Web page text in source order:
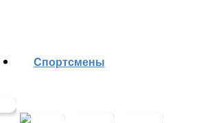
Cпортсмены